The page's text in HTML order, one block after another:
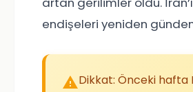
endişeleri yeniden
Dikkat: Önceki hafta